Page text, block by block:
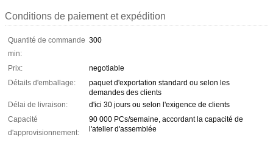
Conditions de paiement et expédition
Quantité de commande
min:
300
Prix:
negotiable
Détails d'emballage:
paquet d'exportation standard ou selon les
demandes des clients
Délai de livraison:
d'ici 30 jours ou selon l'exigence de clients
Capacité
d'approvisionnement:
90 000 PCs/semaine, accordant la capacité de
l'atelier d'assemblée